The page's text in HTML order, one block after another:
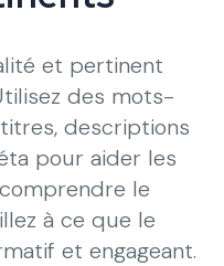
et pertinent
des mots-
descriptions
pour aider les
le
à ce que le
et engageant.